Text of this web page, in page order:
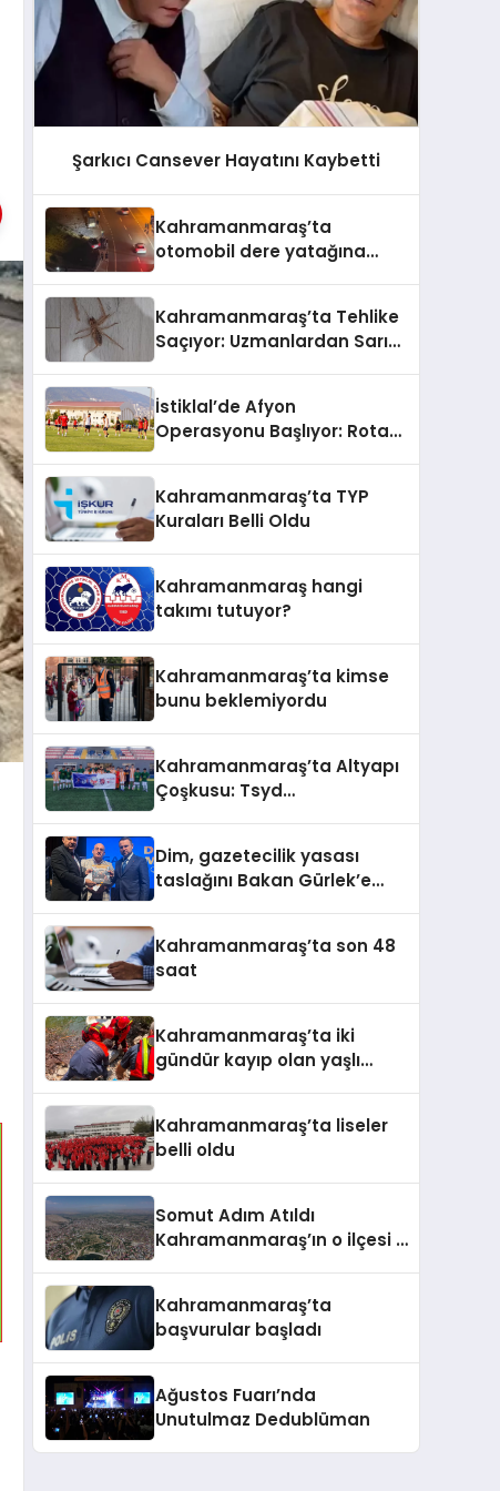
Şarkıcı Cansever Hayatını Kaybetti
Kahramanmaraş’ta
otomobil dere yatağına
Kahramanmaraş’ta Tehlike
Saçıyor: Uzmanlardan Sarı
İstiklal’de Afyon
Operasyonu Başlıyor: Rota
Kahramanmaraş’ta TYP
Kuraları Belli Oldu
Kahramanmaraş hangi
takımı tutuyor?
Kahramanmaraş’ta kimse
bunu beklemiyordu
Kahramanmaraş’ta Altyapı
Çoşkusu: Tsyd
Dim, gazetecilik yasası
taslağını Bakan Gürlek’e
Kahramanmaraş’ta son 48
saat
Kahramanmaraş’ta iki
gündür kayıp olan yaşlı
Kahramanmaraş’ta liseler
belli oldu
Somut Adım Atıldı
Kahramanmaraş’ın o ilçesi il
Kahramanmaraş’ta
başvurular başladı
Ağustos Fuarı’nda
Unutulmaz Dedublüman